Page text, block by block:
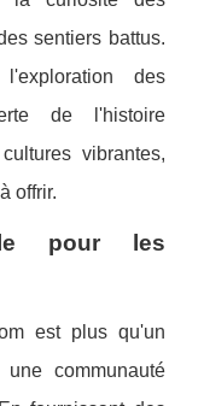
sentiers battus.
des
de l'histoire
vibrantes,
offrir.
pour les
est plus qu'un
communauté